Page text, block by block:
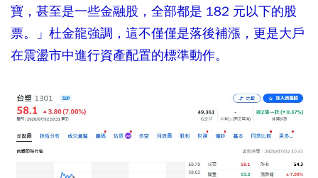
寶，甚至是一些金融股，全部都是 182 元以下的股
票。」杜金龍強調，這不僅僅是落後補漲，更是大戶
在震盪市中進行資產配置的標準動作。